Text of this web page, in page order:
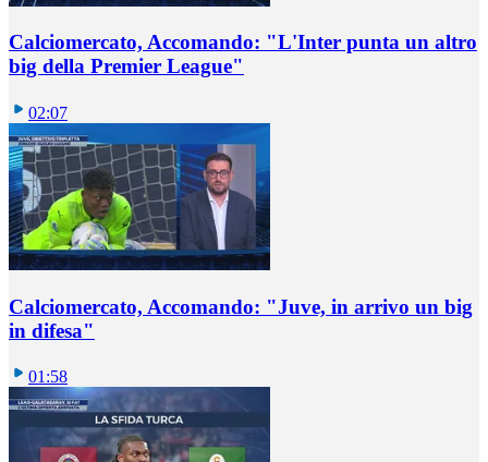
Calciomercato, Accomando: "L'Inter punta un altro
big della Premier League"
02:07
Calciomercato, Accomando: "Juve, in arrivo un big
in difesa"
01:58